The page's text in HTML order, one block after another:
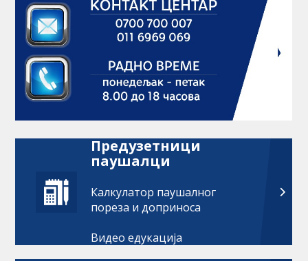
Предузетници
паушалци
Калкулатор паушалног
пореза и доприноса
Видео едукација